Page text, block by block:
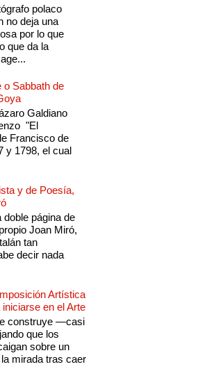
polaco
no deja una
por lo que
que da la
o Sabbath de
Galdiano
"El
Francisco de
y 1798, el cual
y de Poesía,
doble página de
Joan Miró,
tan
decir nada
Artística
en el Arte
construye —casi
que los
sobre un
mirada tras caer